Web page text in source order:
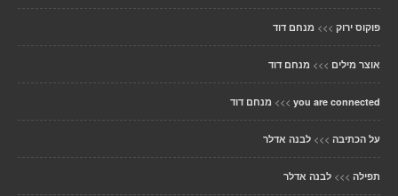
פוקוס ירוק >>> מנחם דוד
אוצר מילים >>> מנחם דוד
you are connected
>>> מנחם דוד
על הכתיבה >>> לבנה אדלר
תפילה >>> לבנה אדלר